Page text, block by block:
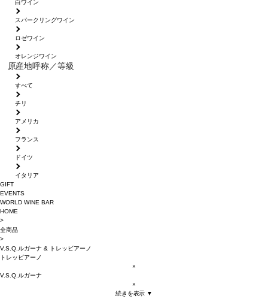
白ワイン
スパークリングワイン
ロゼワイン
オレンジワイン
原産地呼称／等級
すべて
チリ
アメリカ
フランス
ドイツ
イタリア
GIFT
EVENTS
WORLD WINE BAR
HOME
>
全商品
>
V.S.Q.ルガーナ&
トレッビアーノ
トレッビアーノ
×
V.S.Q.ルガーナ
×
続きを表示 ▼